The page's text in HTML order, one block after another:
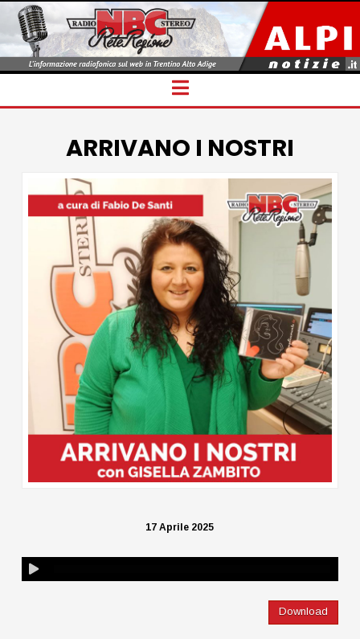
Navigation
ARRIVANO I NOSTRI
17 Aprile 2025
Download